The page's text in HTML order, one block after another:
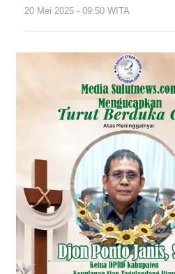
20 Mei 2025 - 09:50 WITA